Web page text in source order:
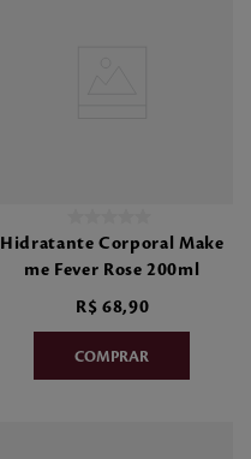
Hidratante Corporal Make
me Fever Rose 200ml
R$ 68,90